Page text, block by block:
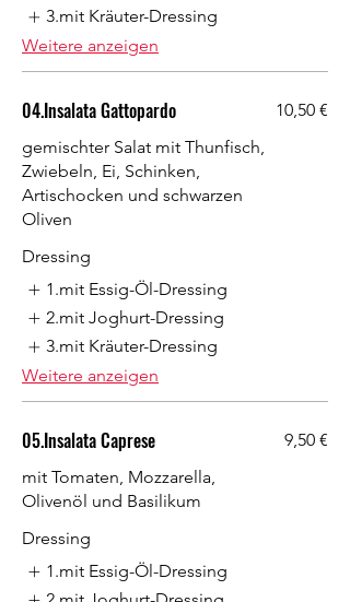
3.mit Kräuter-Dressing
Weitere anzeigen
04.Insalata Gattopardo
gemischter Salat mit Thunfisch,
Zwiebeln, Ei, Schinken,
Artischocken und schwarzen
Oliven
10,50 €
Dressing
1.mit Essig-Öl-Dressing
2.mit Joghurt-Dressing
3.mit Kräuter-Dressing
Weitere anzeigen
05.Insalata Caprese
mit Tomaten, Mozzarella,
Olivenöl und Basilikum
9,50 €
Dressing
1.mit Essig-Öl-Dressing